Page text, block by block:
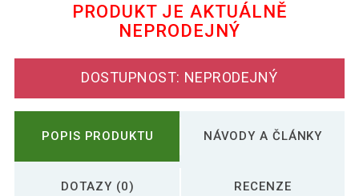
PRODUKT JE AKTUÁLNĚ
NEPRODEJNÝ
DOSTUPNOST: NEPRODEJNÝ
POPIS PRODUKTU NÁVODY A ČLÁNKY
DOTAZY (0) RECENZE